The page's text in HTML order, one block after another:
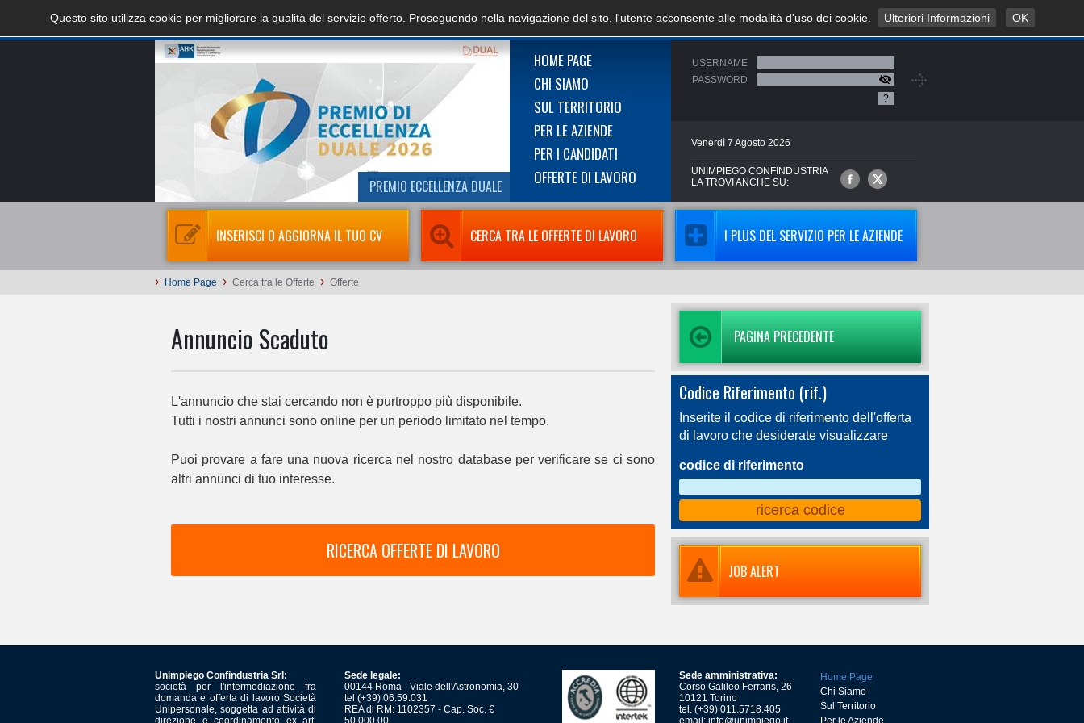
PREMIO ECCELLENZA DUALE
HOME PAGE
CHI SIAMO
SUL TERRITORIO
PER LE AZIENDE
PER I CANDIDATI
OFFERTE DI LAVORO
USERNAME
PASSWORD
?
Venerdì 7 Agosto 2026
UNIMPIEGO CONFINDUSTRIA
LA TROVI ANCHE SU:
INSERISCI O AGGIORNA IL TUO CV CERCA TRA LE OFFERTE DI LAVORO I PLUS DEL SERVIZIO PER LE AZIENDE
› Home Page › Cerca tra le Offerte › Offerte
Annuncio Scaduto
L'annuncio che stai cercando non è purtroppo più disponibile.
Tutti i nostri annunci sono online per un periodo limitato nel tempo.
Puoi provare a fare una nuova ricerca nel nostro database per verificare se ci sono
altri annunci di tuo interesse.
RICERCA OFFERTE DI LAVORO
PAGINA PRECEDENTE
Codice Riferimento (rif.)
Inserite il codice di riferimento dell'offerta
di lavoro che desiderate visualizzare
codice di riferimento
JOB ALERT
Unimpiego Confindustria Srl:
società per l'intermediazione fra
domanda e offerta di lavoro Società
Unipersonale, soggetta ad attività di
direzione e coordinamento ex art.
Sede legale:
00144 Roma - Viale dell'Astronomia, 30
tel (+39) 06.59.031
REA di RM: 1102357 - Cap. Soc. €
50.000,00
Sede amministrativa:
Corso Galileo Ferraris, 26
10121 Torino
tel. (+39) 011.5718.405
email: info@unimpiego.it
Home Page
Chi Siamo
Sul Territorio
Per le Aziende
Questo sito utilizza cookie per migliorare la qualità del servizio offerto. Proseguendo nella navigazione del sito, l'utente acconsente alle modalità d'uso dei cookie. Ulteriori Informazioni OK